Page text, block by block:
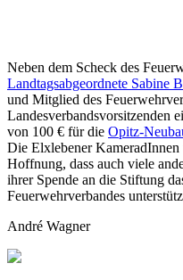
Neben dem Scheck des
Landtagsabgeordnete Sabine
und Mitglied des
Landesverbandsvorsitzenden
von 100 € für die Opitz-
Die Elxlebener
Hoffnung, dass auch viele
ihrer Spende an die Stiftung
Feuerwehrverbandes
André Wagner